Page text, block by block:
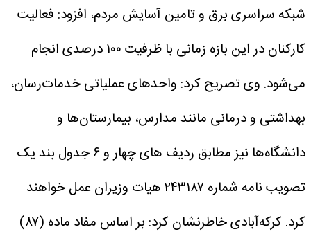
شبکه سراسری برق و تامین آسایش مردم، افزود: فعالیت
کارکنان در این بازه زمانی با ظرفیت ۱۰۰ درصدی انجام
می‌شود. وی تصریح کرد: واحدهای عملیاتی خدمات‌رسان،
بهداشتی و درمانی مانند مدارس، بیمارستان‌ها و
دانشگاه‌ها نیز مطابق ردیف های چهار و ۶ جدول بند یک
تصویب نامه شماره ۲۴۳۱۸۷ هیات وزیران عمل خواهند
کرد.
کرکه‌آبادی خاطرنشان کرد: بر اساس مفاد ماده (۸۷)